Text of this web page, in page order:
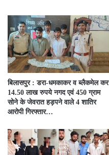
बिलासपुर : डरा-धमकाकर व ब्लैकमेल कर
14.50 लाख रुपये नगद एवं 450 ग्राम
सोने के जेवरात हड़पने वाले 4 शातिर
आरोपी गिरफ्तार…